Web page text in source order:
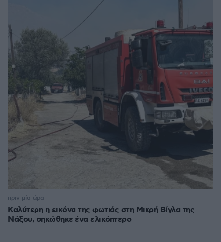
Καλύτερη η εικόνα της φωτιάς στη Μικρή Βίγλα της
Νάξου, σηκώθηκε ένα ελικόπτερο
πριν μία ώρα